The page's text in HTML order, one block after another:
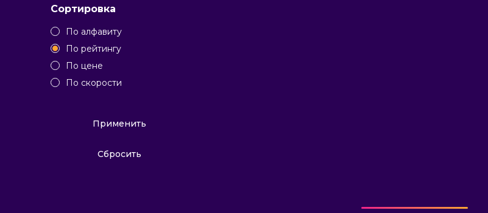
Сортировка
По алфавиту
По рейтингу
По цене
По скорости
Применить
Сбросить